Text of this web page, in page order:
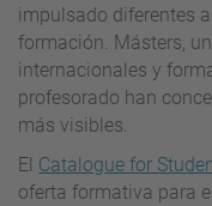
impulsado diferentes
formación. Másters,
internacionales y
profesorado han
más visibles.
El Catalogue for
oferta formativa para